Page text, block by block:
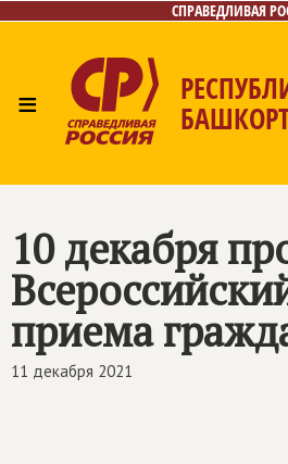
СПРАВЕДЛИВАЯ
≡
Контакты
10 декабря
приема
11 декабря 2021